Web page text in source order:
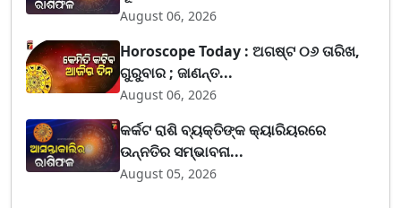
August 06, 2026
Horoscope Today : ଅଗଷ୍ଟ ୦୬ ତାରିଖ,
ଗୁରୁବାର ; ଜାଣନ୍ତ...
August 06, 2026
କର୍କଟ ରାଶି ବ୍ୟକ୍ତିଙ୍କ କ୍ୟାରିୟରରେ
ଉନ୍ନତିର ସମ୍ଭାବନା...
August 05, 2026